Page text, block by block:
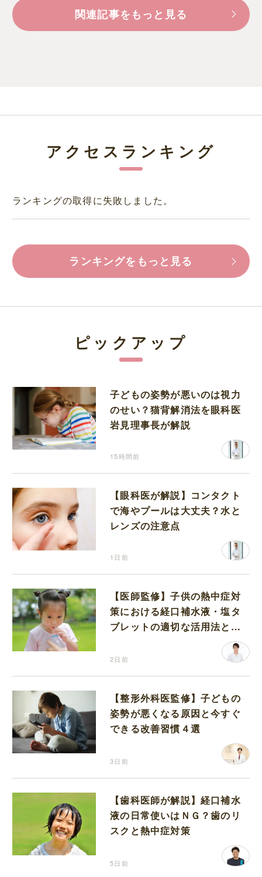
関連記事をもっと見る
アクセスランキング
ランキングの取得に失敗しました。
ランキングをもっと見る
ピックアップ
子どもの姿勢が悪いのは視力
のせい？猫背解消法を眼科医
岩見理事長が解説
15時間前
【眼科医が解説】コンタクト
で海やプールは大丈夫？水と
レンズの注意点
1日前
【医師監修】子供の熱中症対
策における経口補水液・塩タ
ブレットの適切な活用法と水
2日前
【整形外科医監修】子どもの
姿勢が悪くなる原因と今すぐ
できる改善習慣４選
3日前
【歯科医師が解説】経口補水
液の日常使いはＮＧ？歯のリ
スクと熱中症対策
5日前